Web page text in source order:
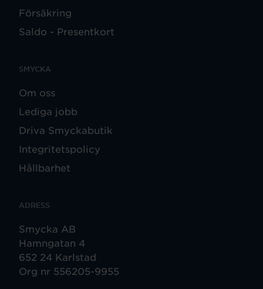
Försäkring
Saldo - Presentkort
SMYCKA
Om oss
Lediga jobb
Driva Smyckabutik
Integritetspolicy
Hållbarhet
ADRESS
Smycka AB
Hamngatan 4
652 24 Karlstad
Org nr 556205-9955